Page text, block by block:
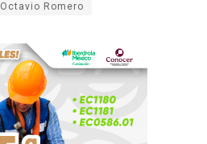
Octavio Romero